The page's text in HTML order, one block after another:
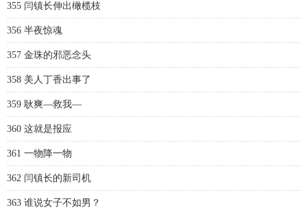
355 闫镇长伸出橄榄枝
356 半夜惊魂
357 金珠的邪恶念头
358 美人丁香出事了
359 耿爽—救我—
360 这就是报应
361 一物降一物
362 闫镇长的新司机
363 谁说女子不如男？